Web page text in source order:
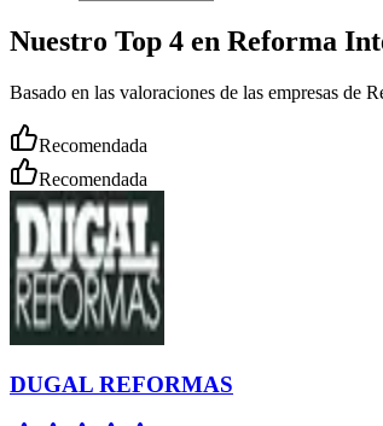
Nuestro Top 4 en Reforma
Basado en las valoraciones de las empresas de
Recomendada
Recomendada
DUGAL REFORMAS